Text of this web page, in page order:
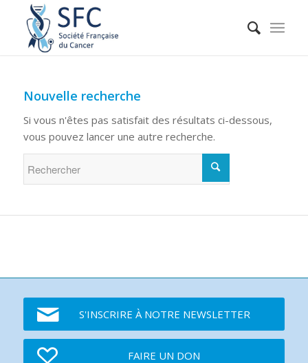
Nouvelle recherche
Si vous n'êtes pas satisfait des résultats ci-dessous,
vous pouvez lancer une autre recherche.
S'INSCRIRE À NOTRE NEWSLETTER
FAIRE UN DON